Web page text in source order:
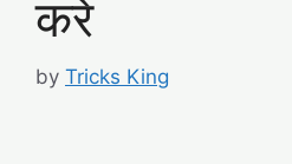
करे
by Tricks King